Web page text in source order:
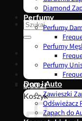
Szukaj:
0,00zł
Koszyk
Diamond
Perfumy
Perfumy
Perfumy
Perfumy
Dom i Auto
Zawieszki
Odświeżacz
Zapach do